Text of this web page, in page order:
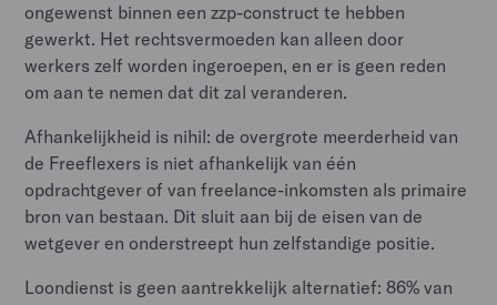
ongewenst binnen een zzp-construct te hebben
gewerkt. Het rechtsvermoeden kan alleen door
werkers zelf worden ingeroepen, en er is geen reden
om aan te nemen dat dit zal veranderen.
Afhankelijkheid is nihil: de overgrote meerderheid van
de Freeflexers is niet afhankelijk van één
opdrachtgever of van freelance-inkomsten als primaire
bron van bestaan. Dit sluit aan bij de eisen van de
wetgever en onderstreept hun zelfstandige positie.
Loondienst is geen aantrekkelijk alternatief: 86% van